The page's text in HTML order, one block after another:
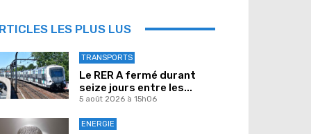
LES PLUS LUS
TRANSPORTS
Le RER A fermé durant
seize jours entre les...
5 août 2026 à 15h06
ENERGIE